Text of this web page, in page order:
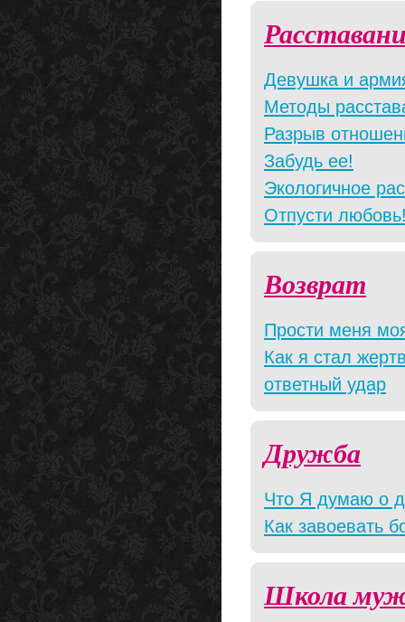
Девушка и
Методы
Разрыв
Забудь ее!
Экологичное
Отпусти
Возврат
Прости меня
Как я стал
ответный удар
Дружба
Что Я думаю о
Как завоевать
Школа